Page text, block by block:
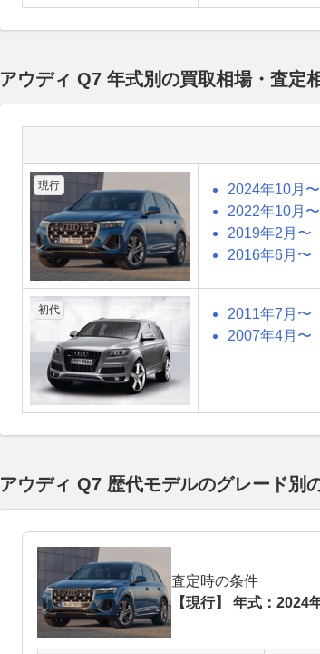
アウディ Q7 年式別の買取相場・査定
現行 2024年10月〜
2022年10月〜
2019年2月〜
2016年6月〜
初代 2011年7月〜
2007年4月〜
アウディ Q7 歴代モデルのグレード別
査定時の条件
【現行】 年式：2024